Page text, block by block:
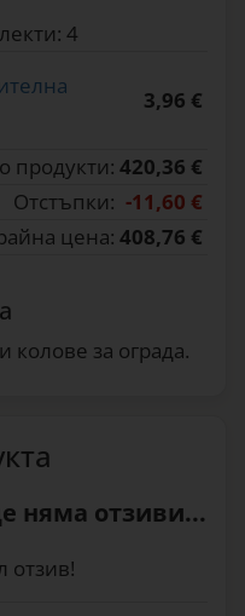
4
3,96 €
продукти: 420,36 €
Отстъпки: -11,60 €
цена: 408,76 €
за ограда.
няма отзиви...
отзив!